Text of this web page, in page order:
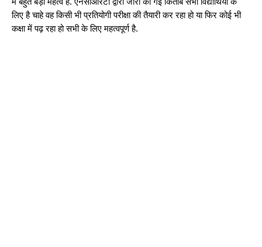
लिए है चाहे वह किसी भी प्रतियोगी परीक्षा की तैयारी कर रहा हो या फिर कोई भी
कक्षा में पढ़ रहा हो सभी के लिए महत्वपूर्ण है.